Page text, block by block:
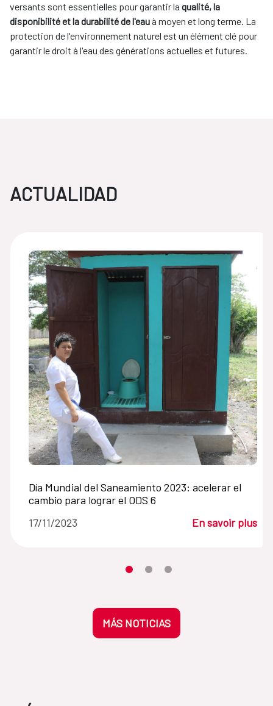
versants sont essentielles pour garantir la qualité, la
disponibilité et la durabilité de l'eauà moyen et long terme. La
protection de l'environnement naturel est un élément clé pour
garantir le droit à l'eau des générations actuelles et futures.
ACTUALIDAD
Día Mundial del Saneamiento 2023: acelerar el
cambio para lograr el ODS 6
17/11/2023
En savoir plus
Desplaza el carrusel hasta su
Desplaza el carrusel hasta su
Desplaza el carrusel
MÁS NOTICIAS